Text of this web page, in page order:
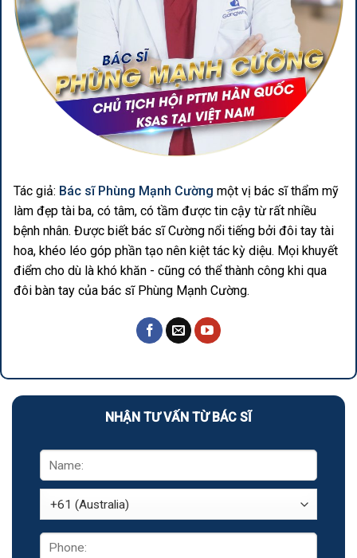
Tác giả: Bác sĩ Phùng Mạnh Cường một vị bác sĩ thẩm mỹ
làm đẹp tài ba, có tâm, có tầm được tin cậy từ rất nhiều
bệnh nhân. Được biết bác sĩ Cường nổi tiếng bởi đôi tay tài
hoa, khéo léo góp phần tạo nên kiệt tác kỳ diệu. Mọi khuyết
điểm cho dù là khó khăn - cũng có thể thành công khi qua
đôi bàn tay của bác sĩ Phùng Mạnh Cường.
NHẬN TƯ VẤN TỪ BÁC SĨ